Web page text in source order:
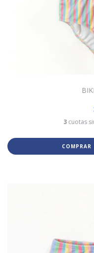
3 cuotas
COMPRAR